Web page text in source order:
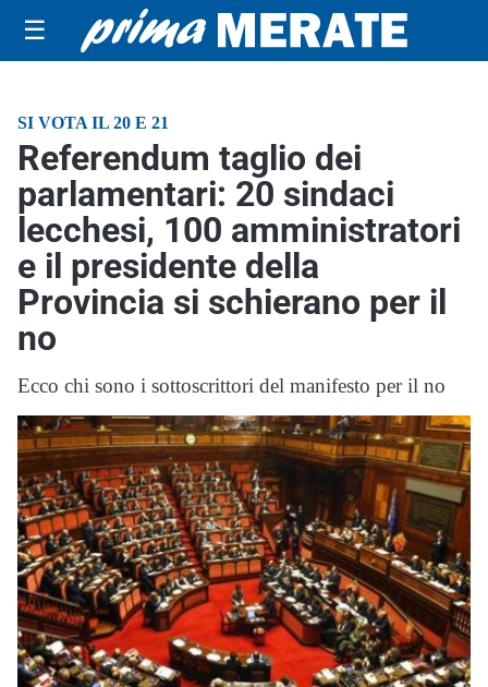
☰
SI VOTA IL 20 E 21
Referendum taglio dei
parlamentari: 20 sindaci
lecchesi, 100 amministratori
e il presidente della
Provincia si schierano per il
no
Ecco chi sono i sottoscrittori del manifesto per il no